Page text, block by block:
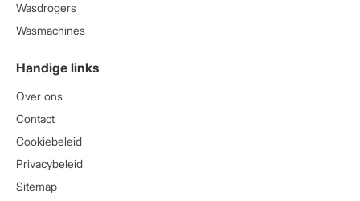
Wasdrogers
Wasmachines
Handige links
Over ons
Contact
Cookiebeleid
Privacybeleid
Sitemap